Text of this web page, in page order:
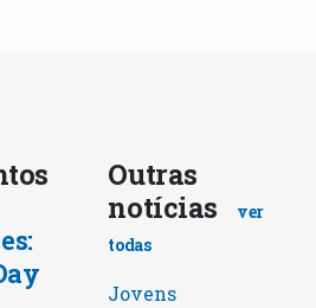
Outras
notícias
ver
todas
Jovens